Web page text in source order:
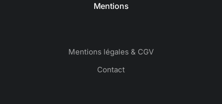
Mentions
Mentions légales & CGV
Contact